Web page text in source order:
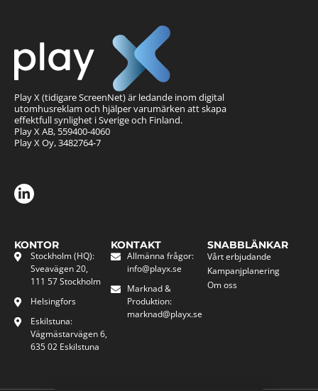
Play X (tidigare ScreenNet) är ledande inom digital
utomhusreklam och hjälper varumärken att skapa
effektfull synlighet i Sverige och Finland.
Play X AB, 559400-4060
Play X Oy, 3482764-7
KONTOR
Stockholm (HQ):
Sveavägen 20,
111 57 Stockholm
Helsingfors
Eskilstuna:
Vägmästarvägen 6,
635 02 Eskilstuna
KONTAKT
Allmänna frågor:
info@playx.se
Marknad &
Produktion:
marknad@playx.se
SNABBLÄNKAR
Vårt erbjudande
Kampanjplanering
Om oss